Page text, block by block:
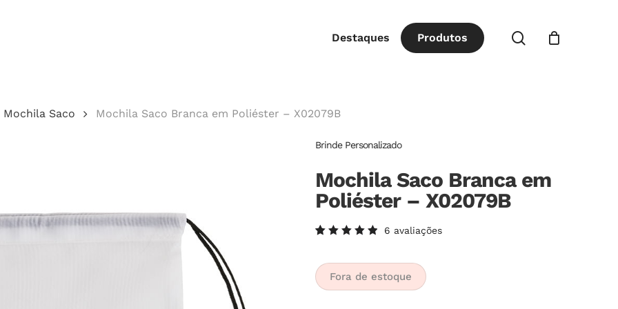
Destaques Produtos procurar
Mochila Saco Mochila Saco Branca em Poliéster – X02079B
Brinde Personalizado
Mochila Saco Branca em
Poliéster – X02079B
5.00de
5, com
baseado
em
6 avaliações
Fora de estoque